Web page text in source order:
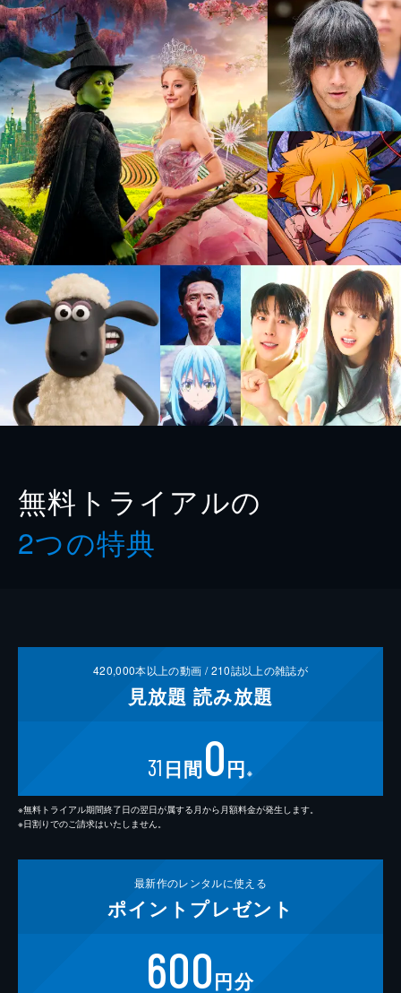
無料トライアルの
2つの特典
420,000本以上の動画 /210誌以上の雑誌が
見放題 読み放題
31 日間0円 ※
※無料トライアル期間終了日の翌日が属する月から月額料金が発生します。
※日割りでのご請求はいたしません。
最新作のレンタルに使える
ポイント プレゼント
600円分